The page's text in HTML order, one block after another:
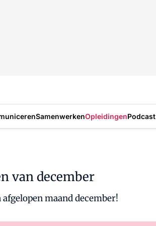
SamenwerkenOpleidingenPodcast
van december
maand december!